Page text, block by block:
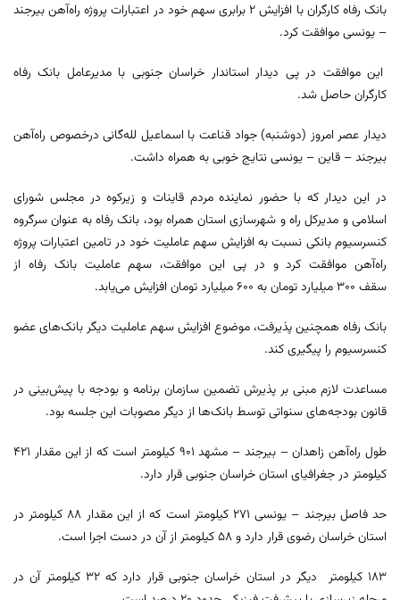
بانک رفاه کارگران با افزایش ۲ برابری سهم خود در اعتبارات پروژه راه‌آهن بیرجند
– یونسی موافقت کرد.
این موافقت در پی دیدار استاندار خراسان جنوبی با مدیرعامل بانک رفاه
کارگران حاصل شد.
دیدار عصر امروز (دوشنبه) جواد قناعت با اسماعیل لله‌گانی درخصوص راه‌آهن
بیرجند – قاین – یونسی نتایج خوبی به همراه داشت.
در این دیدار که با حضور نماینده مردم قاینات و زیرکوه در مجلس شورای
اسلامی و مدیرکل راه و شهرسازی استان همراه بود، بانک رفاه به عنوان سرگروه
کنسرسیوم بانکی نسبت به افزایش سهم عاملیت خود در تامین اعتبارات پروژه
راه‌آهن موافقت کرد و در پی این موافقت، سهم عاملیت بانک رفاه از
سقف ۳۰۰ میلیارد تومان به ۶۰۰ میلیارد تومان افزایش می‌یابد.
بانک رفاه همچنین پذیرفت، موضوع افزایش سهم عاملیت دیگر بانک‌های عضو
کنسرسیوم را پیگیری کند.
مساعدت لازم مبنی بر پذیرش تضمین سازمان برنامه و بودجه با پیش‌بینی در
قانون بودجه‌های سنواتی توسط بانک‌ها از دیگر مصوبات این جلسه بود.
طول راه‌آهن زاهدان – بیرجند – مشهد ۹۰۱ کیلومتر است که از این مقدار ۴۲۱
کیلومتر در جغرافیای استان خراسان جنوبی قرار دارد.
حد فاصل بیرجند – یونسی ۲۷۱ کیلومتر است که از این مقدار ۸۸ کیلومتر در
استان خراسان رضوی قرار دارد و ۵۸ کیلومتر از آن در دست اجرا است.
۱۸۳ کیلومتر دیگر در استان خراسان جنوبی قرار دارد که ۳۲ کیلومتر آن در